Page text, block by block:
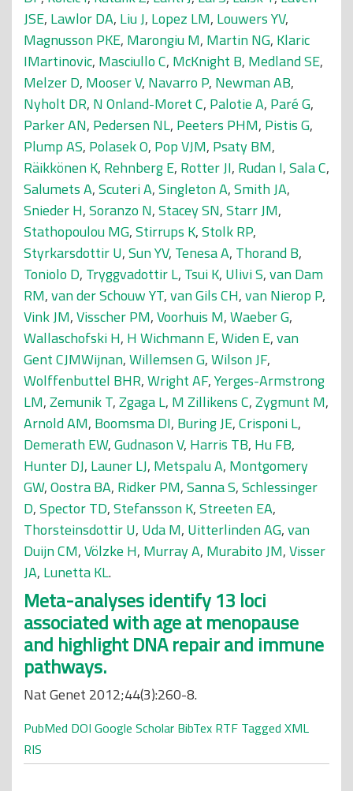
JSE, Lawlor DA, Liu J, Lopez LM, Louwers YV,
Magnusson PKE, Marongiu M, Martin NG, Klaric
IMartinovic, Masciullo C, McKnight B, Medland SE,
Melzer D, Mooser V, Navarro P, Newman AB,
Nyholt DR, N Onland-Moret C, Palotie A, Paré G,
Parker AN, Pedersen NL, Peeters PHM, Pistis G,
Plump AS, Polasek O, Pop VJM, Psaty BM,
Räikkönen K, Rehnberg E, Rotter JI, Rudan I,Sala C,
Salumets A,Scuteri A,Singleton A,Smith JA,
Snieder H,Soranzo N,Stacey SN,Starr JM,
Stathopoulou MG,Stirrups K,Stolk RP,
Styrkarsdottir U,Sun YV, Tenesa A, Thorand B,
Toniolo D, Tryggvadottir L, Tsui K, Ulivi S,van Dam
RM,van der Schouw YT,van Gils CH,van Nierop P,
Vink JM,Visscher PM,Voorhuis M,Waeber G,
Wallaschofski H, H Wichmann E,Widen E,van
Gent CJMWijnan,Willemsen G,Wilson JF,
Wolffenbuttel BHR,Wright AF,Yerges-Armstrong
LM,Zemunik T,Zgaga L, M Zillikens C,Zygmunt M,
Arnold AM, Boomsma DI, Buring JE,Crisponi L,
Demerath EW,Gudnason V, Harris TB, Hu FB,
Hunter DJ, Launer LJ, Metspalu A, Montgomery
GW,Oostra BA, Ridker PM,Sanna S,Schlessinger
D,Spector TD,Stefansson K,Streeten EA,
Thorsteinsdottir U, Uda M, Uitterlinden AG,van
Duijn CM,Völzke H, Murray A, Murabito JM,Visser
JA, Lunetta KL.
Meta-analyses identify 13 loci
associated with age at menopause
and highlight DNA repair and immune
pathways.
Nat Genet 2012;44(3):260-8.
PubMed DOI Google Scholar BibTex RTF Tagged XML
RIS